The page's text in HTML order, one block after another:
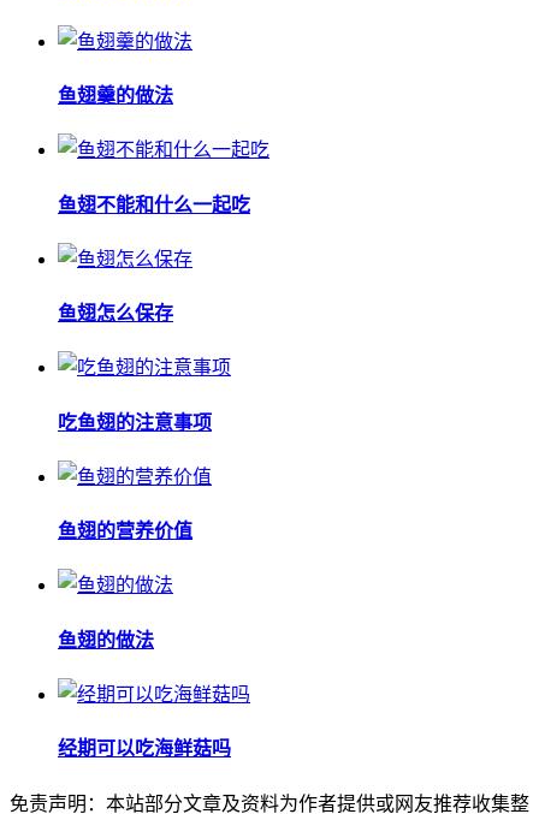
鱼翅羹的做法
鱼翅不能和什么一起吃
鱼翅怎么保存
吃鱼翅的注意事项
鱼翅的营养价值
鱼翅的做法
经期可以吃海鲜菇吗
免责声明：本站部分文章及资料为作者提供或网友推荐收集整